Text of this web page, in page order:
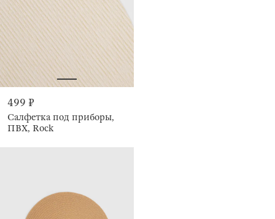
499 ₽
Салфетка под приборы,
ПВХ, Rock